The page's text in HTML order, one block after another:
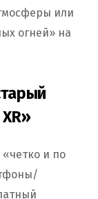
или
огней» на
и по